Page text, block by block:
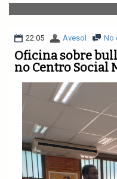
22:05 Avesol No
Oficina sobre
no Centro Social